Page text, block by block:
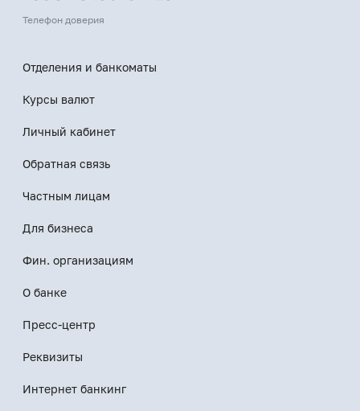
Телефон доверия
Отделения и банкоматы
Курсы валют
Личный кабинет
Обратная связь
Частным лицам
Для бизнеса
Фин. организациям
О банке
Пресс-центр
Реквизиты
Интернет банкинг